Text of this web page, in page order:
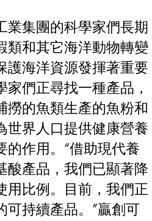
集團的科學家們長期
類和其它海洋動物轉變
護海洋資源發揮著重要
們正尋找一種產品，
撈的魚類生產的魚粉和
世界人口提供健康營養
的作用。“借助現代養
酸產品，我們已顯著降
用比例。目前，我們正
可持續產品。”贏創可